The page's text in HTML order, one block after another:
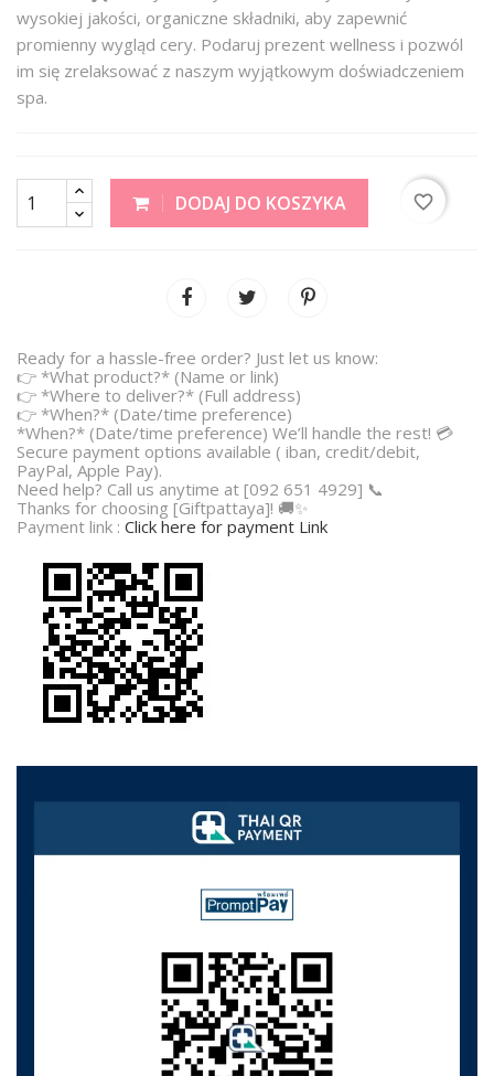
wysokiej jakości, organiczne składniki, aby zapewnić
promienny wygląd cery. Podaruj prezent wellness i pozwól
im się zrelaksować z naszym wyjątkowym doświadczeniem
spa.
DODAJ DO KOSZYKA favorite_border
Ready for a hassle-free order? Just let us know:
👉 *What product?* (Name or link)
👉 *Where to deliver?* (Full address)
👉 *When?* (Date/time preference)
*When?* (Date/time preference) We’ll handle the rest! 💳
Secure payment options available ( iban, credit/debit,
PayPal, Apple Pay).
Need help? Call us anytime at [092 651 4929] 📞
Thanks for choosing [Giftpattaya]! 🚚✨
Payment link : Click here for payment Link